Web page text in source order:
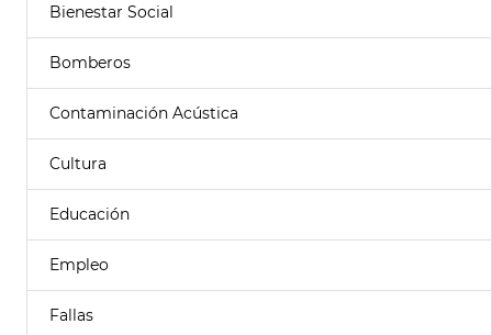
Bienestar Social
Bomberos
Contaminación Acústica
Cultura
Educación
Empleo
Fallas